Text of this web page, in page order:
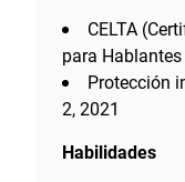
CELTA
para
Protección
2, 2021
Habilidades